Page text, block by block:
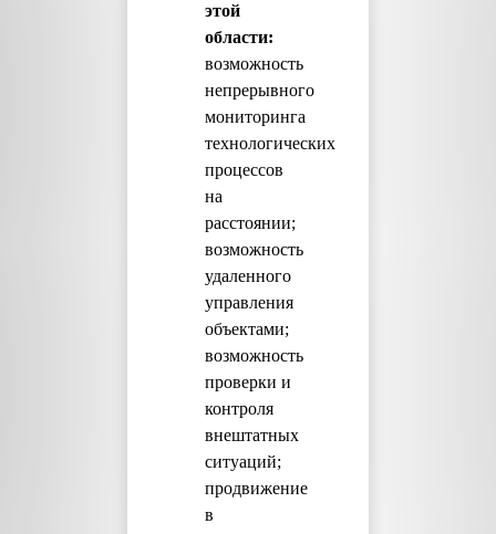
этой
области:
возможность
непрерывного
мониторинга
технологических
процессов
на
расстоянии;
возможность
удаленного
управления
объектами;
возможность
проверки и
контроля
внештатных
ситуаций;
продвижение
в